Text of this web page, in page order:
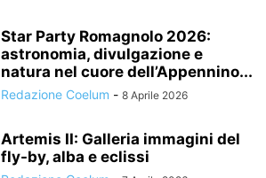
Star Party Romagnolo 2026:
astronomia, divulgazione e
natura nel cuore dell’Appennino...
Redazione Coelum - 8 Aprile 2026
Artemis II: Galleria immagini del
fly-by, alba e eclissi